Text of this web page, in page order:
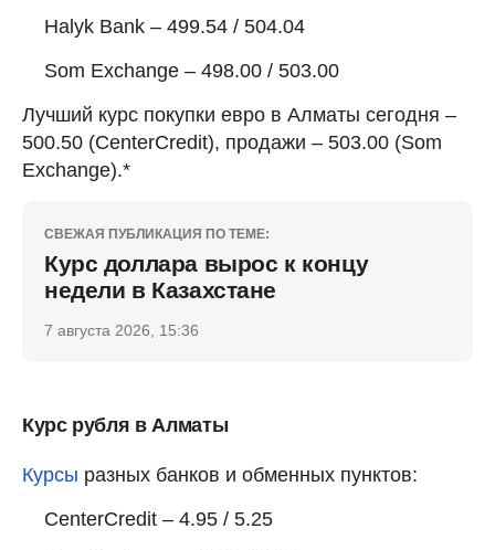
Halyk Bank – 499.54 / 504.04
Som Exchange – 498.00 / 503.00
Лучший курс покупки евро в Алматы сегодня –
500.50 (CenterCredit), продажи – 503.00 (Som
Exchange).*
СВЕЖАЯ ПУБЛИКАЦИЯ ПО ТЕМЕ:
Курс доллара вырос к концу
недели в Казахстане
7 августа 2026, 15:36
Курс рубля в Алматы
Курсы разных банков и обменных пунктов:
CenterCredit – 4.95 / 5.25